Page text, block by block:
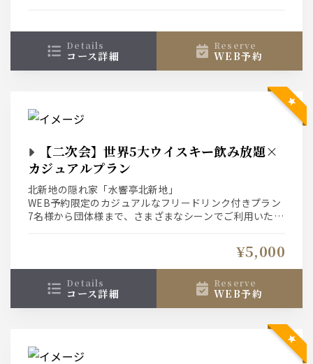
details
コース詳細
reserve
WEB予約
【二次会】世界5大ウイスキー飲み放題×
カジュアルプラン
北新地の隠れ家「水響亭北新地」
WEB予約限定のカジュアルなフリードリンク付きプラン
7名様から団体様まで、さまざまなシーンでご利用いただ
ナッツ盛り合わせなどが付いたAfter BAR利用に最適！
アクアリウムフロアにて優雅なお時間をお過ごしくださ
い。
¥5,000
details
コース詳細
reserve
WEB予約